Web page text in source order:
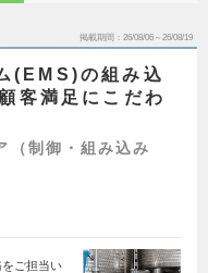
掲載期間 26/08/06～26/08/19
(EMS)の組み込
客満足にこだわ
（制御・組み込み
をご担当い